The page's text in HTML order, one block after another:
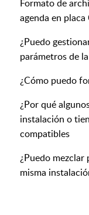
Formato de
agenda en placa
¿Puedo
parámetros de
¿Cómo puedo
¿Por qué
instalación o
compatibles
¿Puedo
misma